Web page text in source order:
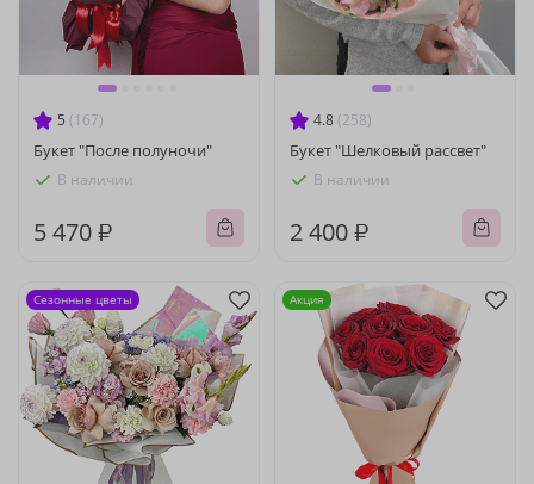
5 (167)
Букет "После полуночи"
В наличии
5 470 ₽
4.8 (258)
Букет "Шелковый рассвет"
В наличии
2 400 ₽
Сезонные цветы Акция